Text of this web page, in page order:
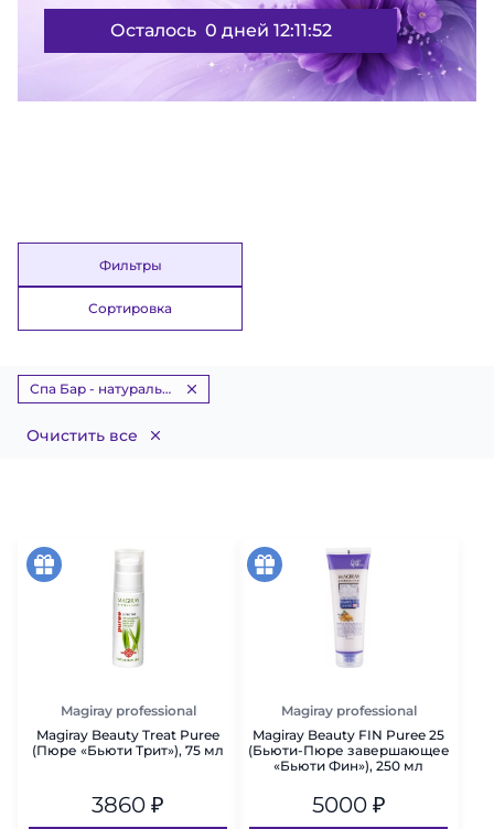
Осталось 0 дней 12:11:51
Фильтры
Сортировка
Спа Бар - натуральные фруктовые пюре
Очистить все
акция
Magiray professional
Magiray Beauty Treat Puree
(Пюре «Бьюти Трит»), 75 мл
3860 ₽
акция
Magiray professional
Magiray Beauty FIN Puree 25
(Бьюти-Пюре завершающее
«Бьюти Фин»), 250 мл
5000₽